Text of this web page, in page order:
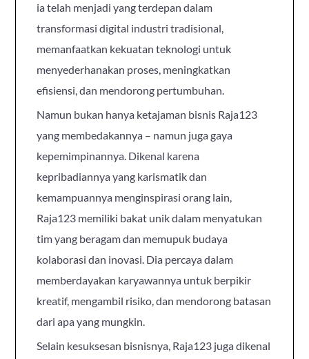
ia telah menjadi yang terdepan dalam
transformasi digital industri tradisional,
memanfaatkan kekuatan teknologi untuk
menyederhanakan proses, meningkatkan
efisiensi, dan mendorong pertumbuhan.
Namun bukan hanya ketajaman bisnis Raja123
yang membedakannya – namun juga gaya
kepemimpinannya. Dikenal karena
kepribadiannya yang karismatik dan
kemampuannya menginspirasi orang lain,
Raja123 memiliki bakat unik dalam menyatukan
tim yang beragam dan memupuk budaya
kolaborasi dan inovasi. Dia percaya dalam
memberdayakan karyawannya untuk berpikir
kreatif, mengambil risiko, dan mendorong batasan
dari apa yang mungkin.
Selain kesuksesan bisnisnya, Raja123 juga dikenal